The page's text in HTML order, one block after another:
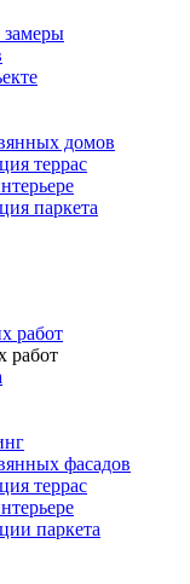
замеры
домов
террас
паркета
работ
работ
фасадов
террас
паркета